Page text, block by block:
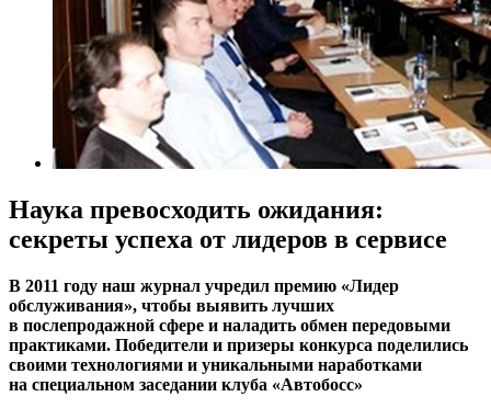
Наука превосходить ожидания:
секреты успеха от лидеров в сервисе
В 2011 году наш журнал учредил премию «Лидер
обслуживания», чтобы выявить лучших
в послепродажной сфере и наладить обмен передовыми
практиками. Победители и призеры конкурса поделились
своими технологиями и уникальными наработками
на специальном заседании клуба «Автобосс»